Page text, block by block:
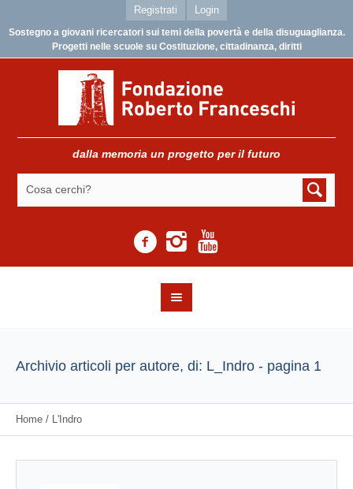
Registrati Login
Sostegno a giovani ricercatori sui temi della povertà e della disuguaglianza.
Progetti nelle scuole su Costituzione, cittadinanza, diritti
dalla memoria un progetto per il futuro
Archivio articoli per autore, di: L_Indro - pagina 1
Home / L'Indro